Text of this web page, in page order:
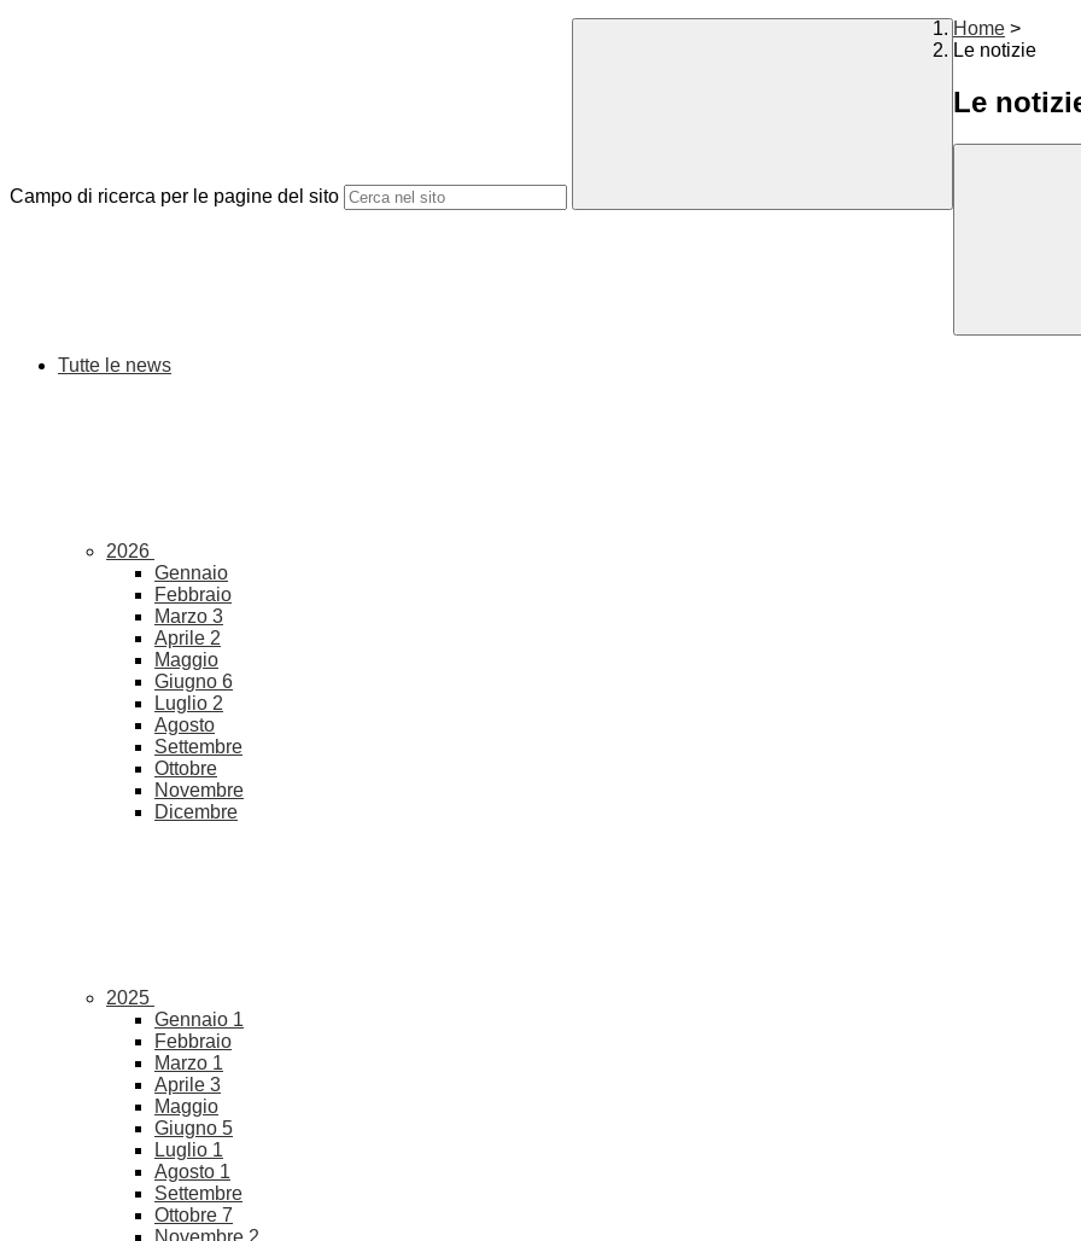
Campo di ricerca per le pagine del sito
Home >
Le notizie
Le
Tutte le news
2026
Gennaio
Febbraio
Marzo 3
Aprile 2
Maggio
Giugno 6
Luglio 2
Agosto
Settembre
Ottobre
Novembre
Dicembre
2025
Gennaio 1
Febbraio
Marzo 1
Aprile 3
Maggio
Giugno 5
Luglio 1
Agosto 1
Settembre
Ottobre 7